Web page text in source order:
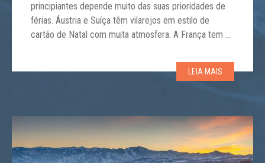
principiantes depende muito das suas prioridades de
férias. Áustria e Suíça têm vilarejos em estilo de
cartão de Natal com muita atmosfera. A França tem a
Andorra é a opção de orçamento mais atraente. A
LEIA MAIS